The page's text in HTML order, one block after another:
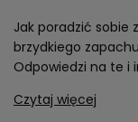
Jak poradzić sobie
brzydkiego
Odpowiedzi na te i
Czytaj więcej